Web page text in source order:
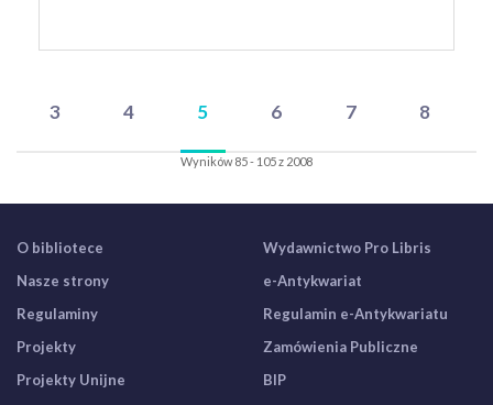
3 4 5 6 7 8
Wyników 85 - 105 z 2008
O bibliotece
Nasze strony
Regulaminy
Projekty
Projekty Unijne
Wydawnictwo Pro Libris
e-Antykwariat
Regulamin e-Antykwariatu
Zamówienia Publiczne
BIP